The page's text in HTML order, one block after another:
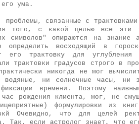
его ума.
проблемы, связанные с
того, с какой целью все эти
символов" опираются на знание
определить восходящий в
его трактовку для
трактовки градусов строго в
никогда не мог
ни солнечные часы, ни
времени. Поэтому
час рождения клиента, мог, не
формулировки из
Очевидно, что для целей
Так, если астролог знает, что